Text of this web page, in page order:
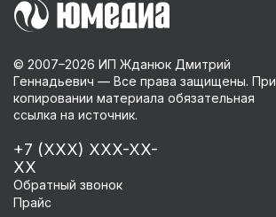
© 2007–2026 ИП Жданюк Дмитрий
Геннадьевич — Все права защищены. При
копировании материала обязательная
ссылка на источник.
+7 (XXX) XXX-XX-
XX
Обратный звонок
Прайс